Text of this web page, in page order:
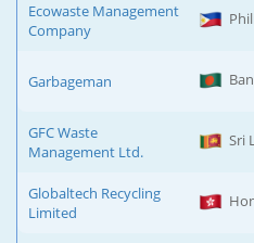
Ecowaste Management
Company
Garbageman
GFC Waste
Management Ltd.
Sri
Globaltech Recycling
Limited